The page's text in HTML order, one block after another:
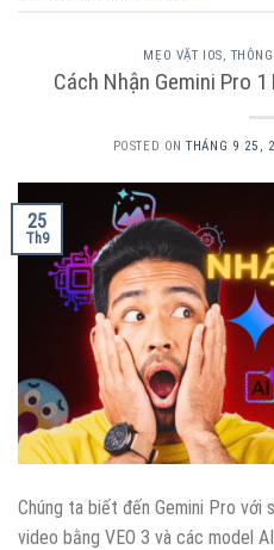
MẸO VẶT IOS,
Cách Nhận Gemini Pro
POSTED ONTHÁNG 9 25,
25
Th9
Chúng ta biết đến Gemini Pro
video bằng VEO 3 và các model